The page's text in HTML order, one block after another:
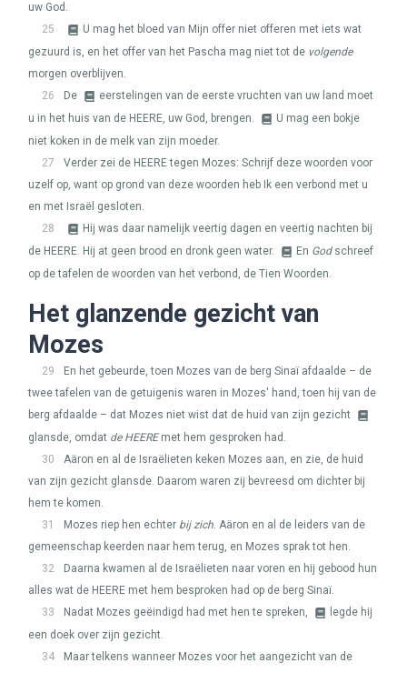
uw God.
25
U mag het bloed van Mijn offer niet offeren met iets wat
gezuurd is, en het offer van het Pascha mag niet tot de volgende
morgen overblijven.
26
De
eerstelingen van de eerste vruchten van uw land moet
u in het huis van de HEERE, uw God, brengen.
U mag een bokje
niet koken in de melk van zijn moeder.
27
Verder zei de HEEREtegen Mozes: Schrijf deze woorden voor
uzelf op, want op grond van deze woorden heb Ik een verbond met u
en met Israël gesloten.
28
Hij was daar namelijk veertig dagen en veertig nachten bij
de HEERE. Hij at geen brood en dronk geen water. En Godschreef
op de tafelen de woorden van het verbond, de Tien Woorden.
Het glanzende gezicht van
Mozes
29
En het gebeurde, toen Mozes van de berg Sinaï afdaalde – de
twee tafelen van de getuigenis waren in Mozes' hand, toen hij van de
berg afdaalde – dat Mozes niet wist dat de huid van zijn gezicht
glansde, omdat de HEEREmet hem gesproken had.
30
Aäron en al de Israëlieten keken Mozes aan, en zie, de huid
van zijn gezicht glansde. Daarom waren zij bevreesd om dichter bij
hem te komen.
31
Mozes riep hen echter bij zich. Aäron en al de leiders van de
gemeenschap keerden naar hem terug, en Mozes sprak tot hen.
32
Daarna kwamen al de Israëlieten naar voren en hij gebood hun
alles wat de HEERE met hem besproken had op de berg Sinaï.
33
Nadat Mozes geëindigd had met hen te spreken,
legde hij
een doek over zijn gezicht.
34
Maar telkens wanneer Mozes voor het aangezicht van de